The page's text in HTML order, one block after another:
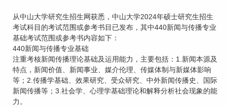
从中山大学研究生招生网获悉，中山大学2024年硕士研究生招生
考试科目的考试范围或参考书目已发布，其中440新闻与传播专业
基础考试范围或参考书内容如下：
440新闻与传播专业基础
注重考核新闻传播理论基础及运用能力，主要包括：1.新闻本源及
特点，新闻价值、新闻事业、媒介伦理、传媒体制与新媒体影响
等；2.传播学基础、效果研究、受众研究、中外新闻传播史、国际
新闻传播等；3.社会学、心理学基础理论和解释分析社会现象的能
力。